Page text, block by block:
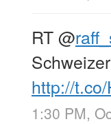
RT@
http://
1:30 PM,